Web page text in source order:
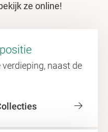
ze online!
naast de